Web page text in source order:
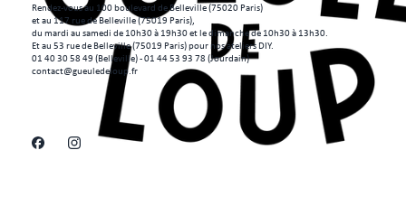
Rendez-vous au 100 boulevard de Belleville (75020 Paris)
et au 117 rue de Belleville (75019 Paris),
du mardi au samedi de 10h30 à 19h30 et le dimanche de 10h30 à 13h30.
Et au 53 rue de Belleville (75019 Paris) pour nos ateliers DIY.
01 40 30 58 49 (Belleville) - 01 44 53 93 78 (Jourdain)
contact@gueuledeloup.fr